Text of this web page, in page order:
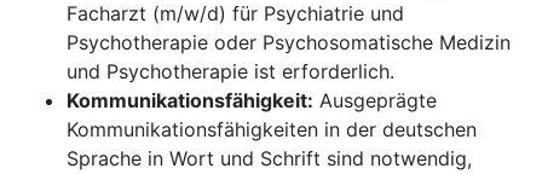
Facharzt (m/w/d) für Psychiatrie und
Psychotherapie oder Psychosomatische Medizin
und Psychotherapie ist erforderlich.
Kommunikationsfähigkeit: Ausgeprägte
Kommunikationsfähigkeiten in der deutschen
Sprache in Wort und Schrift sind notwendig,